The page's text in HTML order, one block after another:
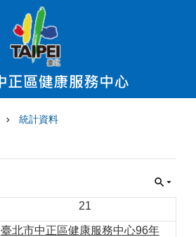
統計資料
21
臺北市中正區健康服務中心96年